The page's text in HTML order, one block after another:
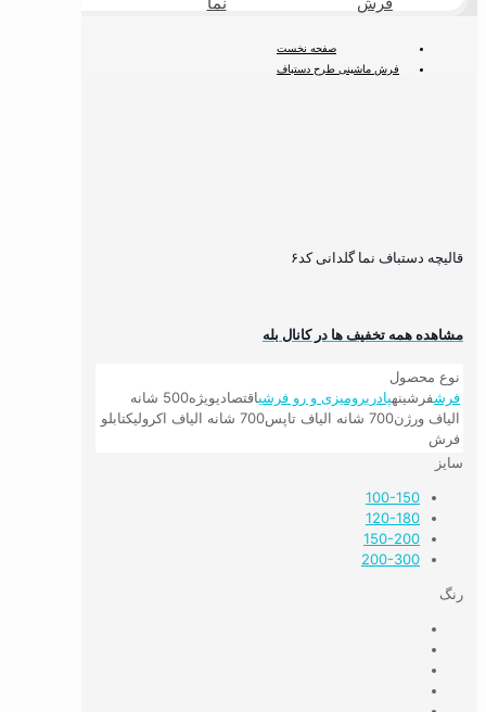
صفحه نخست
فرش ماشینی طرح دستباف
قالیچه دستباف نما گلدانی کد۶
مشاهده همه تخفیف ها در کانال بله
نوع محصول
فرشفرشینهپادریرومیزی و رو فرشیاقتصادیویژه
500 شانه
الیاف ورژن700 شانه الیاف تاپس 700 شانه الیاف اکرولیک
تابلو
فرش
سایز
100-150
120-180
150-200
200-300
رنگ